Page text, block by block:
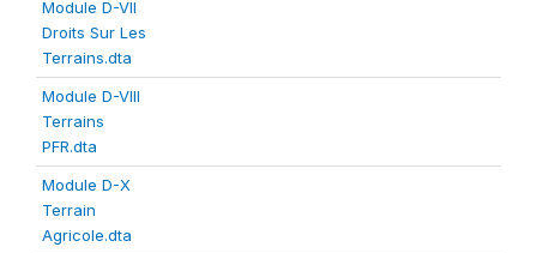
Module D-VII
Droits Sur Les
Terrains.dta
Module D-VIII
Terrains
PFR.dta
Module D-X
Terrain
Agricole.dta